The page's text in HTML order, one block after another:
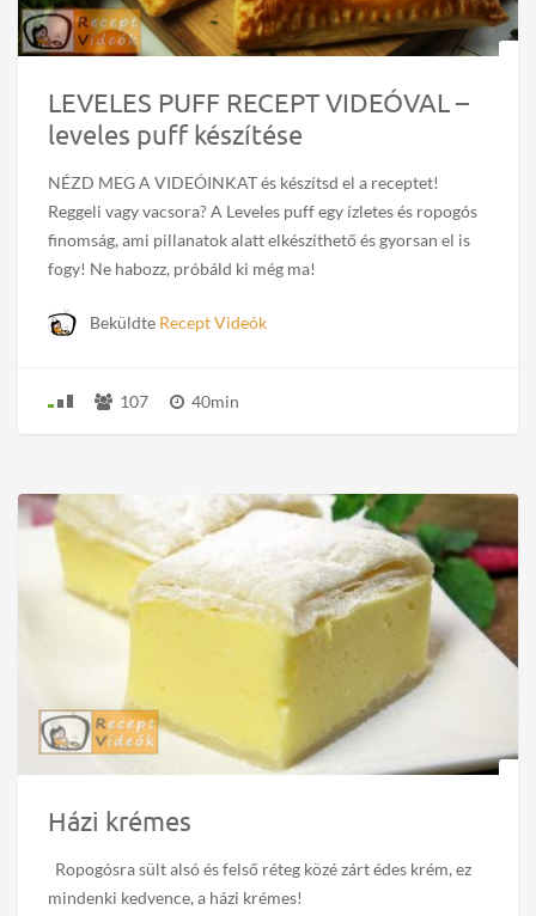
LEVELES PUFF RECEPT VIDEÓVAL –
leveles puff készítése
NÉZD MEG A VIDEÓINKAT és készítsd el a receptet!
Reggeli vagy vacsora? A Leveles puff egy ízletes és ropogós
finomság, ami pillanatok alatt elkészíthető és gyorsan el is
fogy! Ne habozz, próbáld ki még ma!
Beküldte Recept Videók
107 40min
Házi krémes
Ropogósra sült alsó és felső réteg közé zárt édes krém, ez
mindenki kedvence, a házi krémes!